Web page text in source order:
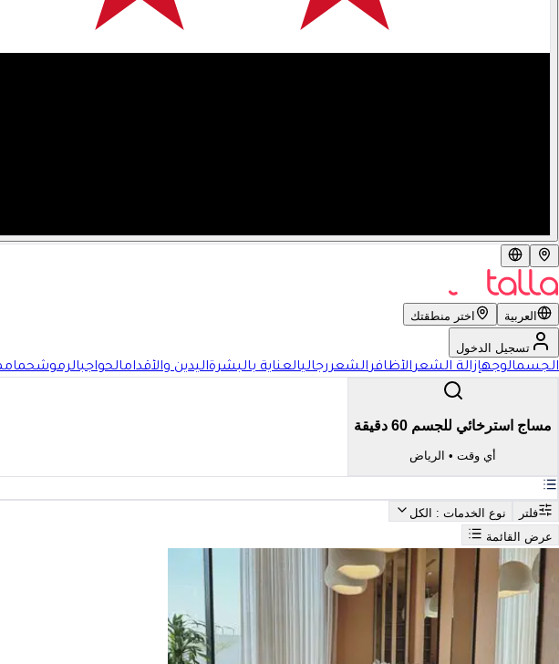
العربية اختر منطقتك
تسجيل الدخول
الجسمالوجهإزالة الشعرالأظافرالشعررجاليالعناية بالبشرةاليدين والأقدامالحواجبالرموشحمام
مساج استرخائي للجسم 60 دقيقة
أي وقت • الرياض
فلتر نوع الخدمات : الكل
عرض القائمة
بحث
أفضل مساج استرخائي للجسم 60 دقيقة في الرياض